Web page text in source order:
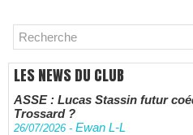
LES NEWS DU CLUB
ASSE : Lucas Stassin futur
Trossard ?
26/07/2026 - Ewan L-L